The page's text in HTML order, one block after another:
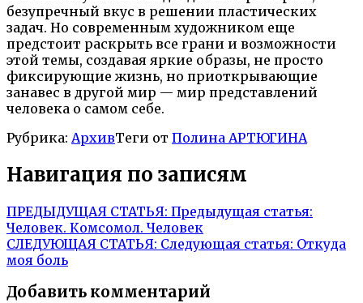
безупречный вкус в решении пластических
задач. Но современным художником еще
предстоит раскрыть все грани и возможности
этой темы, создавая яркие образы, не просто
фиксирующие жизнь, но приоткрывающие
занавес в другой мир — мир представлений
человека о самом себе.
Рубрика: АрхивТеги от Полина АРТЮГИНА
Навигация по записям
ПРЕДЫДУЩАЯ СТАТЬЯ: Предыдущая статья:
Человек. Комсомол. Человек
СЛЕДУЮЩАЯ СТАТЬЯ: Следующая статья: Откуда
моя боль
Добавить комментарий